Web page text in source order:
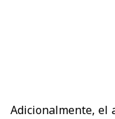
Adicionalmente, el